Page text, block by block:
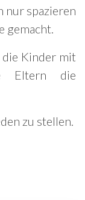
nur spazieren
gemacht.
Kinder mit
Eltern die
zu stellen.